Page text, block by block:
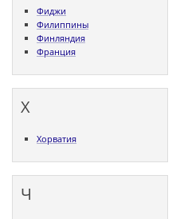
Фиджи
Филиппины
Финляндия
Франция
Х
Хорватия
Ч